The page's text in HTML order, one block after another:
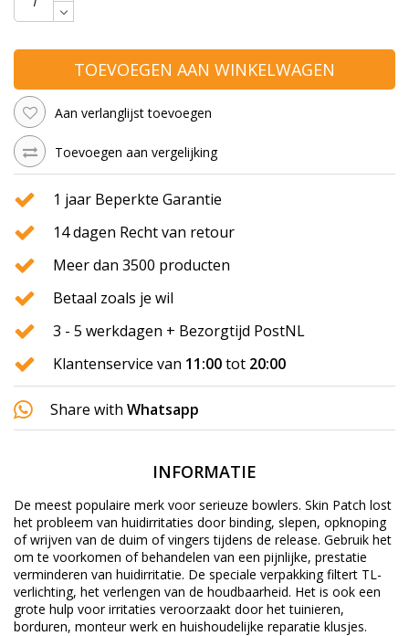
TOEVOEGEN AAN WINKELWAGEN
Aan verlanglijst toevoegen
Toevoegen aan vergelijking
1 jaar Beperkte Garantie
14 dagen Recht van retour
Meer dan 3500 producten
Betaal zoals je wil
3 - 5 werkdagen + Bezorgtijd PostNL
Klantenservice van 11:00tot 20:00
Share with Whatsapp
INFORMATIE
De meest populaire merk voor serieuze bowlers. Skin Patch lost
het probleem van huidirritaties door binding, slepen, opknoping
of wrijven van de duim of vingers tijdens de release. Gebruik het
om te voorkomen of behandelen van een pijnlijke, prestatie
verminderen van huidirritatie. De speciale verpakking filtert TL-
verlichting, het verlengen van de houdbaarheid. Het is ook een
grote hulp voor irritaties veroorzaakt door het tuinieren,
borduren, monteur werk en huishoudelijke reparatie klusjes.